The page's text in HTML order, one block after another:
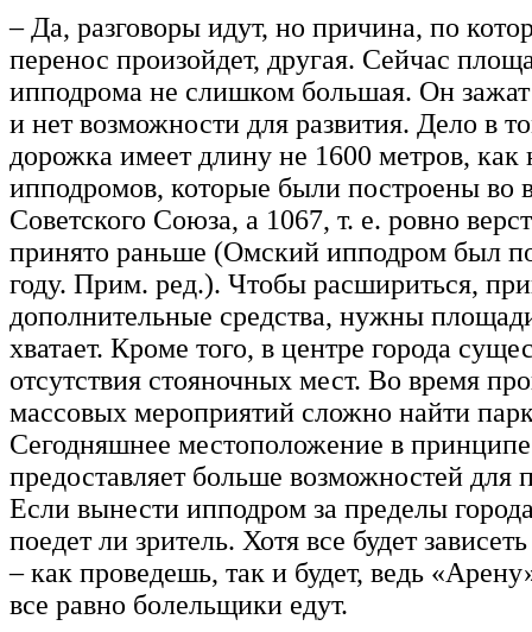
– Да, разговоры идут, но причина, по
перенос произойдет, другая. Сейчас
ипподрома не слишком большая. Он зажат
и нет возможности для развития. Дело в
дорожка имеет длину не 1600 метров, как
ипподромов, которые были построены во
Советского Союза, а 1067, т. е. ровно
принято раньше (Омский ипподром был
году. Прим. ред.). Чтобы расшириться,
дополнительные средства, нужны
хватает. Кроме того, в центре города
отсутствия стояночных мест. Во время
массовых мероприятий сложно найти
Сегодняшнее местоположение в
предоставляет больше возможностей для
Если вынести ипподром за пределы
поедет ли зритель. Хотя все будет
– как проведешь, так и будет, ведь
все равно болельщики едут.